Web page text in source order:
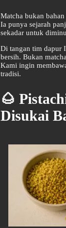
Matcha bukan bahan
Ia punya sejarah
sekadar untuk
Di tangan tim dapur
bersih. Bukan
Kami ingin
tradisi.
🌰
Disukai